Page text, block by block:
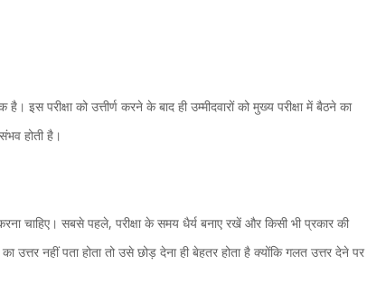
इस परीक्षा को उत्तीर्ण करने के बाद ही उम्मीदवारों को मुख्य परीक्षा में बैठने का
होती है।
चाहिए। सबसे पहले, परीक्षा के समय धैर्य बनाए रखें और किसी भी प्रकार की
नहीं पता होता तो उसे छोड़ देना ही बेहतर होता है क्योंकि गलत उत्तर देने पर